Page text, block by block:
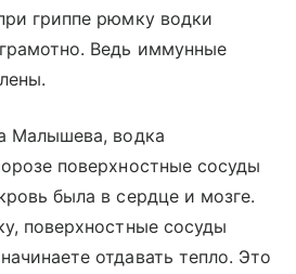
гриппе рюмку водки
Ведь иммунные
Малышева, водка
поверхностные сосуды
была в сердце и мозге.
поверхностные сосуды
отдавать тепло. Это